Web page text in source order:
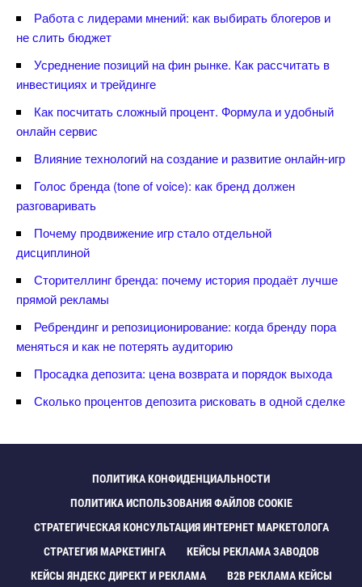
Работа с лидерами мнений: как выбирать блогеров и
не слить бюджет
Усреднение позиций на фин рынке. Как рассчитать
инвестициях и трейдинге
Как посчитать сложный процент. Формула и удобный
онлайн сервис
лияние технологий на создание и развитие онлайн-игр
Голос бренда (tone of voice): как бренд должен
разговаривать
Почему продвижение игр стало отдельной
дисциплиной
Сторителлинг бренда: почему история продаёт лучше
прямой рекламы
Ребрендинг и репозиционирование: когда бренду пора
меняться и как не потерять аудиторию
Просадка депозита: цена возврата и порядок выхода
Сколько процентов депозита рисковать в одной сделке
ПОЛИТИКА КОНФИДЕНЦИАЛЬНОСТИ
ПОЛИТИКА ИСПОЛЬЗОВАНИЯ ФАЙЛОВ COOKIE
СТРАТЕГИЧЕСКАЯ КОНСУЛЬТАЦИЯ ИНТЕРНЕТ МАРКЕТОЛОГА
СТРАТЕГИЯ МАРКЕТИНГА
КЕЙСЫ РЕКЛАМА ЗАВОДО
КЕЙСЫ ЯНДЕКС ДИРЕКТ И РЕКЛАМА
B2B РЕКЛАМА КЕЙСЫ